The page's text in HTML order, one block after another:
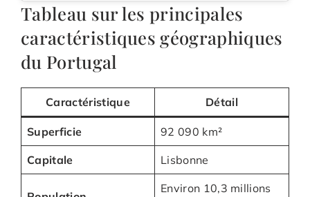
Tableau sur les principales
caractéristiques géographiques
du Portugal
Caractéristique Détail
Superficie 92 090 km²
Capitale Lisbonne
Environ 10,3 millions